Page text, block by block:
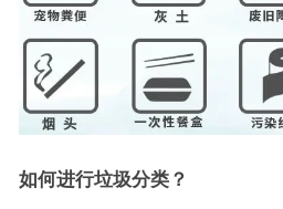
如何进行垃圾分类？